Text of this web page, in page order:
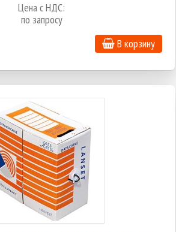
Цена с НДС:
по запросу
В корзину